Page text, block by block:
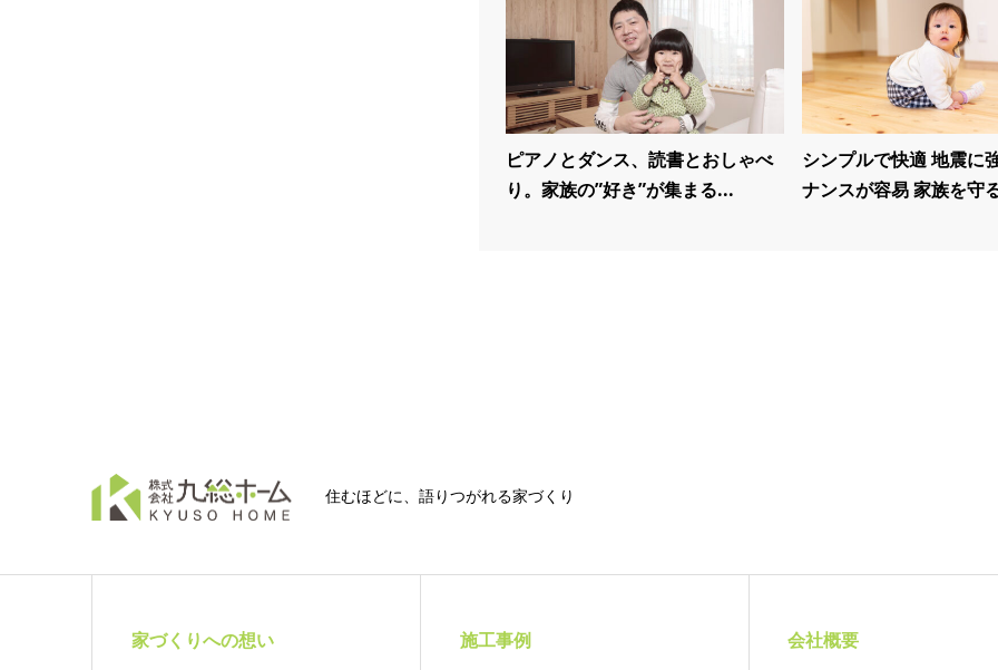
ピアノとダンス、読書とおしゃべ
り。家族の”好き”が集まる...
シンプルで快適 地震に
ナンスが容易 家族を守
住むほどに、語りつがれる家づくり
家づくりへの想い 施工事例 会社概要